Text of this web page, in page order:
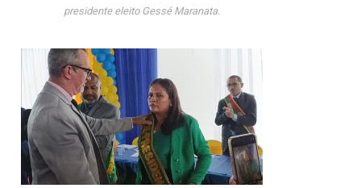
presidente eleito Gessé Maranata.